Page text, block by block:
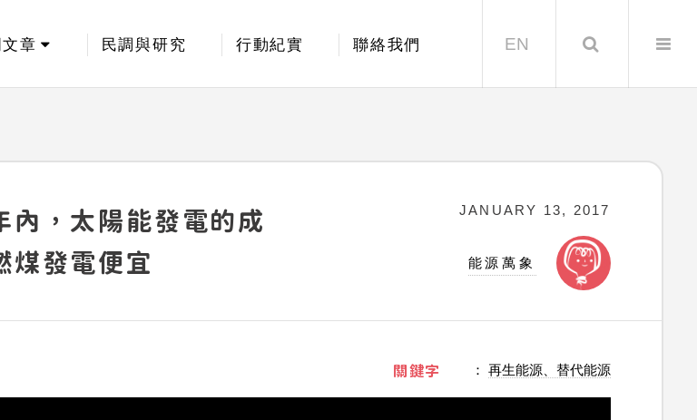
章 民調與研究 行動紀實 聯絡我們 EN Search
內，太陽能發電的成
煤發電便宜
JANUARY 13, 2017
能源萬象
關鍵字 ： 再生能源、替代能源